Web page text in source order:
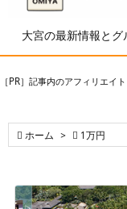
大宮の最新情報と
［PR］記事内のアフィリエイ
 ホーム >  1万円